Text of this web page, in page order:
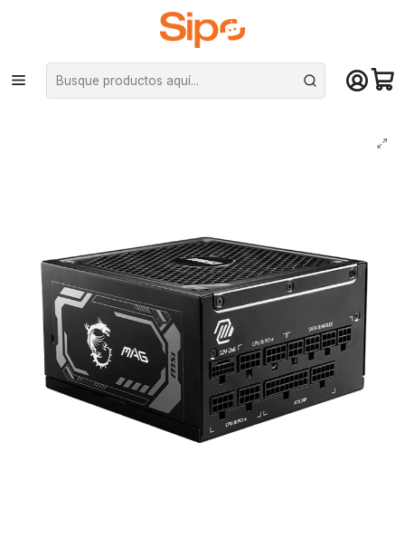
¡Compra hasta mediodía y recibe hoy! De lunes a sábado en el gran
Santiago. Envío gratis desde $29.990
Inicio Componentes PC Fuentes de Poder Modulares
Fuente de Poder MSI MAG A1250GL PCIE5, 1250 W, 80+ Gold, Modular